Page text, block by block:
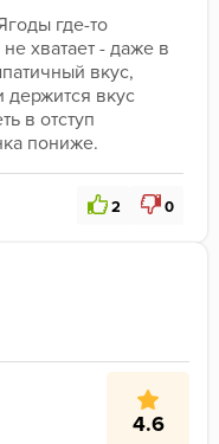
где-то
хватает - даже в
вкус,
вкус
в отступ
пониже.
2 0
4.6